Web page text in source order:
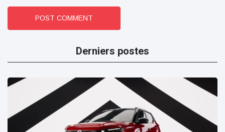
POST COMMENT
Derniers postes